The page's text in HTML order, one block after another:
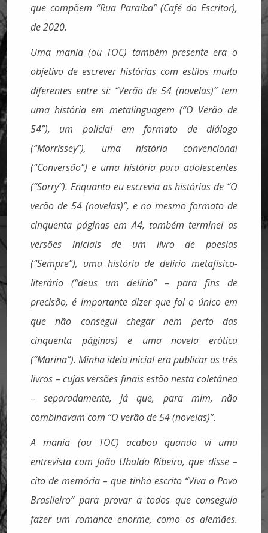
que compõem “Rua Paraíba” (Café do Escritor),
de 2020.
Uma mania (ou TOC) também presente era o
objetivo de escrever histórias com estilos muito
diferentes entre si: “Verão de 54 (novelas)” tem
uma história em metalinguagem (“O Verão de
54”), um policial em formato de diálogo
(“Morrissey”), uma história convencional
(“Conversão”) e uma história para adolescentes
(“Sorry”). Enquanto eu escrevia as histórias de “O
verão de 54 (novelas)”, e no mesmo formato de
cinquenta páginas em A4, também terminei as
versões iniciais de um livro de poesias
(“Sempre”), uma história de delírio metafísico-
literário (“deus um delírio” – para fins de
precisão, é importante dizer que foi o único em
que não consegui chegar nem perto das
cinquenta páginas) e uma novela erótica
(“Marina”). Minha ideia inicial era publicar os três
livros – cujas versões finais estão nesta coletânea
– separadamente, já que, para mim, não
combinavam com “O verão de 54 (novelas)”.
A mania (ou TOC) acabou quando vi uma
entrevista com João Ubaldo Ribeiro, que disse –
cito de memória – que tinha escrito “Viva o Povo
Brasileiro” para provar a todos que conseguia
fazer um romance enorme, como os alemães.